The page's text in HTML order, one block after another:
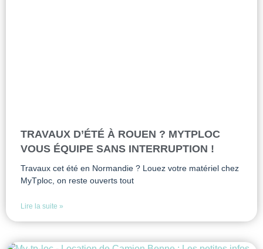
TRAVAUX D’ÉTÉ À ROUEN ? MYTPLOC
VOUS ÉQUIPE SANS INTERRUPTION !
Travaux cet été en Normandie ? Louez votre matériel chez
MyTploc, on reste ouverts tout
Lire la suite »